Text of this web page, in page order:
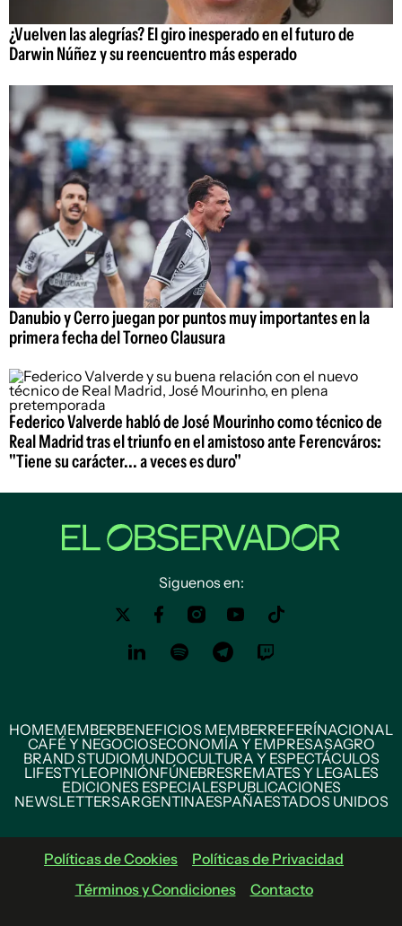
¿Vuelven las alegrías? El giro inesperado en el futuro de
Darwin Núñez y su reencuentro más esperado
Danubio y Cerro juegan por puntos muy importantes en la
primera fecha del Torneo Clausura
Federico Valverde habló de José Mourinho como técnico de
Real Madrid tras el triunfo en el amistoso ante Ferencváros:
"Tiene su carácter... a veces es duro"
Siguenos en:
HOMEMEMBERBENEFICIOS MEMBERREFERÍNACIONAL
CAFÉ Y NEGOCIOSECONOMÍA Y EMPRESASAGRO
BRAND STUDIOMUNDOCULTURA Y ESPECTÁCULOS
LIFESTYLEOPINIÓNFÚNEBRESREMATES Y LEGALES
EDICIONES ESPECIALESPUBLICACIONES
NEWSLETTERSARGENTINAESPAÑAESTADOS UNIDOS
Políticas de Cookies
Políticas de Privacidad
Términos y Condiciones
Contacto